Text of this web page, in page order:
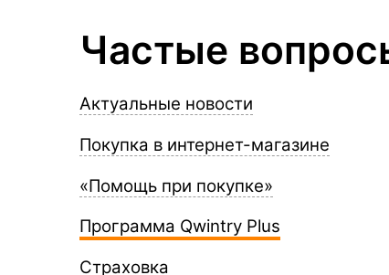
Частые
Актуальные новости
Покупка в интернет-магазине
«Помощь при покупке»
Программа Qwintry Plus
Страховка